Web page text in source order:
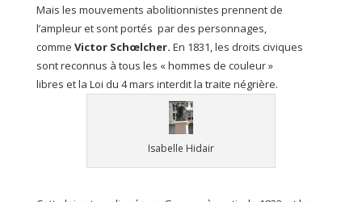
Mais les mouvements abolitionnistes prennent de
l’ampleur et sont portés par des personnages,
comme Victor Schœlcher. En 1831, les droits civiques
sont reconnus à tous les « hommes de couleur »
libres et la Loi du 4 mars interdit la traite négrière.
Isabelle Hidair